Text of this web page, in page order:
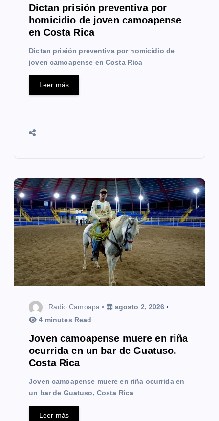
Dictan prisión preventiva por
homicidio de joven camoapense
en Costa Rica
Dictan prisión preventiva por homicidio de
joven camoapense en Costa Rica
Leer más
Radio Camoapa
agosto 2, 2026
4 minutes Read
Joven camoapense muere en riña
ocurrida en un bar de Guatuso,
Costa Rica
Joven camoapense muere en riña ocurrida en
un bar de Guatuso, Costa Rica
Leer más